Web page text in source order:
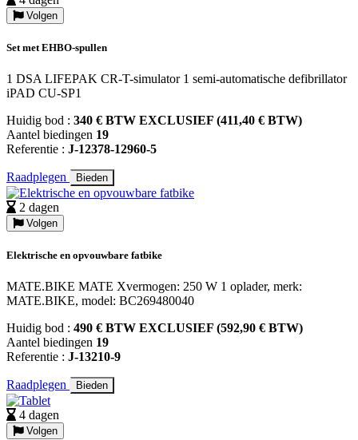
Volgen
Set met EHBO-spullen
1 DSA LIFEPAK CR-T-simulator 1 semi-automatische defibrillator
iPAD CU-SP1
Huidig bod : 340 € BTW EXCLUSIEF (411,40 € BTW)
Aantel biedingen 19
Referentie : J-12378-12960-5
Raadplegen Bieden
2 dagen
Volgen
Elektrische en opvouwbare fatbike
MATE.BIKE MATE Xvermogen: 250 W 1 oplader, merk:
MATE.BIKE, model: BC269480040
Huidig bod : 490 € BTW EXCLUSIEF (592,90 € BTW)
Aantel biedingen 19
Referentie : J-13210-9
Raadplegen Bieden
4 dagen
Volgen